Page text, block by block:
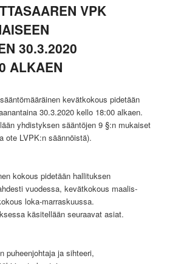
VPK
30.3.2020
ALKAEN
kevätkokous pidetään
30.3.2020 kello 18:00 alkaen.
yhdistyksen sääntöjen 9 §:n mukaiset
ote LVPK:n säännöistä).
kokous pidetään hallituksen
vuodessa, kevätkokous maalis-
loka-marraskuussa.
käsitellään seuraavat asiat.
puheenjohtaja ja sihteeri,